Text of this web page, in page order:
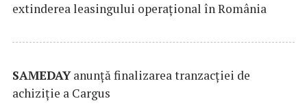
extinderea leasingului operațional în România
SAMEDAYanunță finalizarea tranzacției de
achiziție a Cargus